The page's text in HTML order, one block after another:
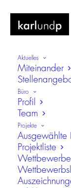
Aktuelles
Miteinander
Büro
Profil
Team
Projekte
Ausgewählte
Projektliste
Wettbewerbe
Alte